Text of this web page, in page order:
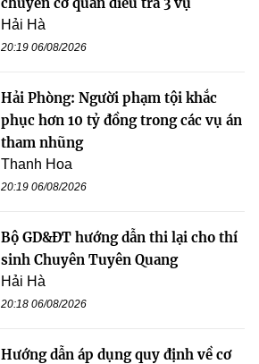
Hải Hà
20:19 06/08/2026
Hải Phòng: Người phạm tội khắc
phục hơn 10 tỷ đồng trong các vụ án
tham nhũng
Thanh Hoa
20:19 06/08/2026
Bộ GD&ĐT hướng dẫn thi lại cho thí
sinh Chuyên Tuyên Quang
Hải Hà
20:18 06/08/2026
Hướng dẫn áp dụng quy định về cơ